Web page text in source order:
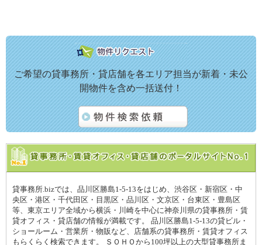
ご希望の貸事務所・貸店舗を各エリア担当が新着・未公
開物件を含め一括送付！
貸事務所.bizでは、品川区勝島1-5-13をはじめ、渋谷区・新宿区・中
央区・港区・千代田区・目黒区・品川区・文京区・台東区・豊島区
等、東京エリア全域から横浜・川崎を中心に神奈川県の貸事務所・賃
貸オフィス・貸店舗の情報が満載です。 品川区勝島1-5-13の貸ビル・
ショールーム・営業所・物販など、店舗系の貸事務所・賃貸オフィス
もらくらく検索できます。 ＳＯＨＯから100坪以上の大型貸事務所ま